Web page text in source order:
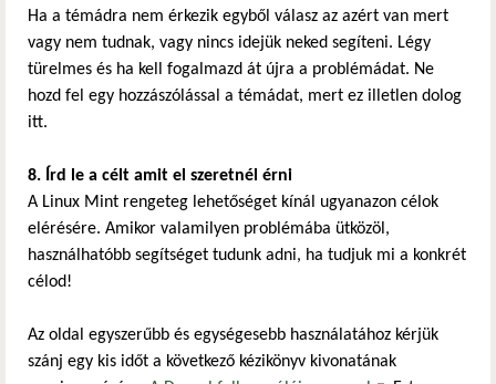
Ha a témádra nem érkezik egyből válasz az azért van mert
vagy nem tudnak, vagy nincs idejük neked segíteni. Légy
türelmes és ha kell fogalmazd át újra a problémádat. Ne
hozd fel egy hozzászólással a témádat, mert ez illetlen dolog
itt.
8. Írd le a célt amit el szeretnél érni
A Linux Mint rengeteg lehetőséget kínál ugyanazon célok
elérésére. Amikor valamilyen problémába ütközöl,
használhatóbb segítséget tudunk adni, ha tudjuk mi a konkrét
célod!
Az oldal egyszerűbb és egységesebb használatához kérjük
szánj egy kis időt a következő kézikönyv kivonatának